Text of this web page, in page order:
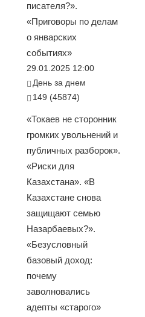
писателя?».
«Приговоры по делам
о январских
событиях»
29.01.2025 12:00
День за днем
149 (45874)
«Токаев не сторонник
громких увольнений и
публичных разборок».
«Риски для
Казахстана». «В
Казахстане снова
защищают семью
Назарбаевых?».
«Безусловный
базовый доход:
почему
заволновались
адепты «старого»